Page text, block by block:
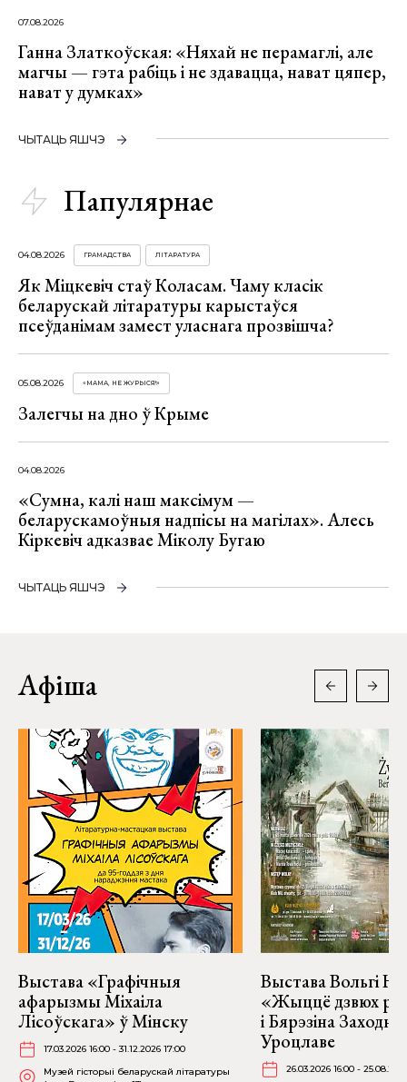
07.08.2026
Ганна Златкоўская: «Няхай не перамаглі, але
магчы — гэта рабіць і не здавацца, нават цяпер,
нават у думках»
ЧЫТАЦЬ ЯШЧЭ
Папулярнае
04.08.2026 ГРАМАДСТВА ЛІТАРАТУРА
Як Міцкевіч стаў Коласам. Чаму класік
беларускай літаратуры карыстаўся
псеўданімам замест уласнага прозвішча?
05.08.2026 «МАМА, НЕ ЖУРЫСЯ!»
Залегчы на дно ў Крыме
04.08.2026
«Сумна, калі наш максімум —
беларускамоўныя надпісы на магілах». Алесь
Кіркевіч адказвае Міколу Бугаю
ЧЫТАЦЬ ЯШЧЭ
Афіша
Выстава «Графічныя
афарызмы Міхаіла
Лісоўскага» ў Мінску
17.03.2026 16:00 - 31.12.2026 17:00
Музей гісторыі беларускай літаратуры
Выстава Вольгі
«Жыццё дзвюх
і Бярэзіна
Уроцлаве
26.03.2026 16:00 -